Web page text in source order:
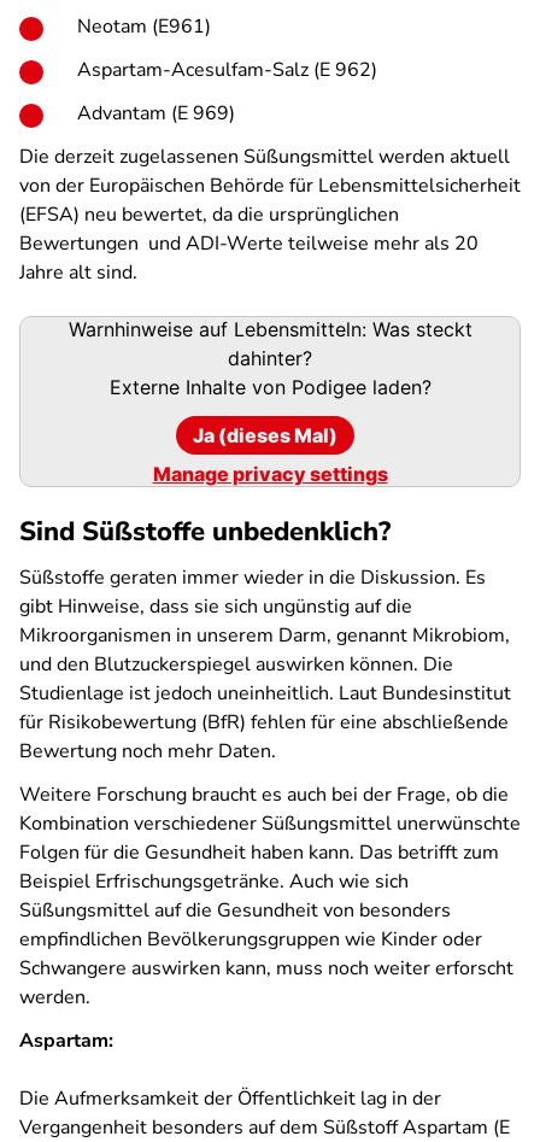
Neotam (E961)
Aspartam-Acesulfam-Salz (E 962)
Advantam (E 969)
Die derzeit zugelassenen Süßungsmittel werden aktuell
von der Europäischen Behörde für Lebensmittelsicherheit
(EFSA) neu bewertet, da die ursprünglichen
Bewertungen und ADI-Werte teilweise mehr als 20
Jahre alt sind.
Podigee-Warnhinweise auf Lebensmitteln: Was steckt
dahinter?
Externe Inhalte von Podigeeladen?
Ja (dieses Mal)
Manage privacy settings
Sind Süßstoffe unbedenklich?
Süßstoffe geraten immer wieder in die Diskussion. Es
gibt Hinweise, dass sie sich ungünstig auf die
Mikroorganismen in unserem Darm, genannt Mikrobiom,
und den Blutzuckerspiegel auswirken können. Die
Studienlage ist jedoch uneinheitlich. Laut Bundesinstitut
für Risikobewertung (BfR) fehlen für eine abschließende
Bewertung noch mehr Daten.
Weitere Forschung braucht es auch bei der Frage, ob die
Kombination verschiedener Süßungsmittel unerwünschte
Folgen für die Gesundheit haben kann. Das betrifft zum
Beispiel Erfrischungsgetränke. Auch wie sich
Süßungsmittel auf die Gesundheit von besonders
empfindlichen Bevölkerungsgruppen wie Kinder oder
Schwangere auswirken kann, muss noch weiter erforscht
werden.
Aspartam:
Die Aufmerksamkeit der Öffentlichkeit lag in der
Vergangenheit besonders auf dem Süßstoff Aspartam (E